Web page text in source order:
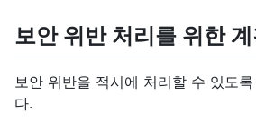
보안 위반 처리를 위한
보안 위반을 적시에 처리할 수 있도
다.